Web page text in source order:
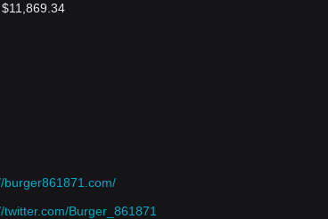
$11,869.34
burger861871.com/
twitter.com/Burger_861871